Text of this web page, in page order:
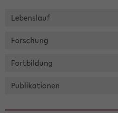
Le­bens­lauf
For­schung
Fort­bil­dung
Pu­bli­ka­tio­nen